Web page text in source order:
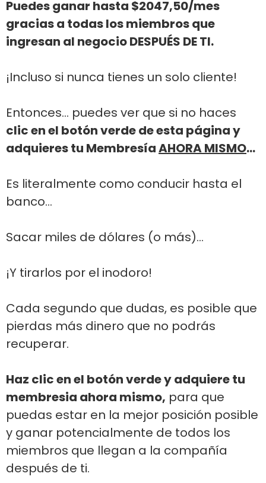
Puedes ganar hasta $2047,50/mes
gracias a todas los miembros que
ingresan al negocio DESPUÉS DE TI.
¡Incluso si nunca tienes un solo cliente!
Entonces... puedes ver que si no haces
clic en el botón verde de esta página y
adquieres tu MembresíaAHORA MISMO...
Es literalmente como conducir hasta el
banco...
Sacar miles de dólares (o más)...
¡Y tirarlos por el inodoro!
Cada segundo que dudas, es posible que
pierdas más dinero que no podrás
recuperar.
Haz clic en el botón verde y adquiere tu
membresia ahora mismo, para que
puedas estar en la mejor posición posible
y ganar potencialmente de todos los
miembros que llegan a la compañía
después de ti.